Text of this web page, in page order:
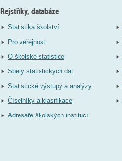
Rejstříky, databáze
Statistika školství
Pro veřejnost
O školské statistice
Sběry statistických dat
Statistické výstupy a analýzy
Číselníky a klasifikace
Adresáře školských institucí